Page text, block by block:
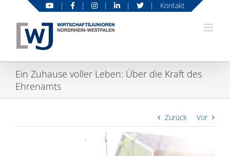
springen
| | | | | Kontakt
Ein Zuhause voller Leben: Über die Kraft des
Ehrenamts
Zurück
Vor